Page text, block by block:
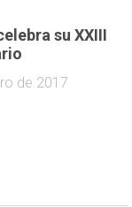
su XXIII
de 2017